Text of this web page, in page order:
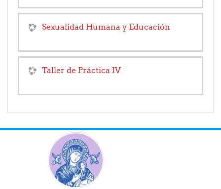
Sexualidad Humana y Educación
Taller de Práctica IV